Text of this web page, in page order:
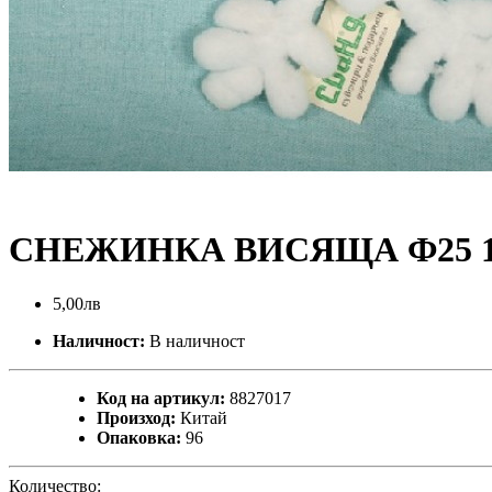
СНЕЖИНКА ВИСЯЩА Ф25
5,00лв
Наличност: В наличност
Код на артикул: 8827017
Произход: Китай
Опаковка: 96
Количество: